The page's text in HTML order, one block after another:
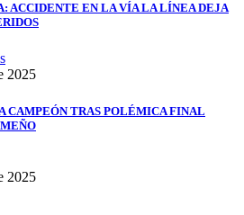
ACCIDENTE EN LA VÍA LA LÍNEA DEJA
2025
CAMPEÓN TRAS POLÉMICA FINAL
2025